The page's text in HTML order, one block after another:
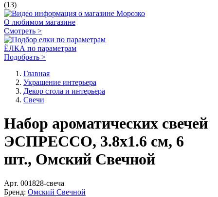
(13)
О любимом магазине
Смотреть >
ЁЛКА по параметрам
Подобрать >
Главная
Украшение интерьера
Декор стола и интерьера
Свечи
Набор ароматических свечей
ЭСПРЕССО, 3.8х1.6 см, 6
шт., Омский Свечной
Арт. 001828-свеча
Бренд: Омский Свечной